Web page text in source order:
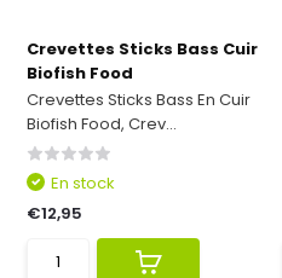
Crevettes Sticks Bass Cuir
Biofish Food
Crevettes Sticks Bass En Cuir
Biofish Food, Crev...
En stock
€12,95